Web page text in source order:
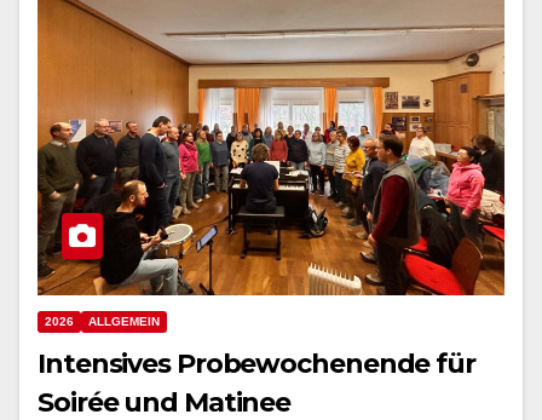
2026 ALLGEMEIN
Intensives Probewochenende für
Soirée und Matinee